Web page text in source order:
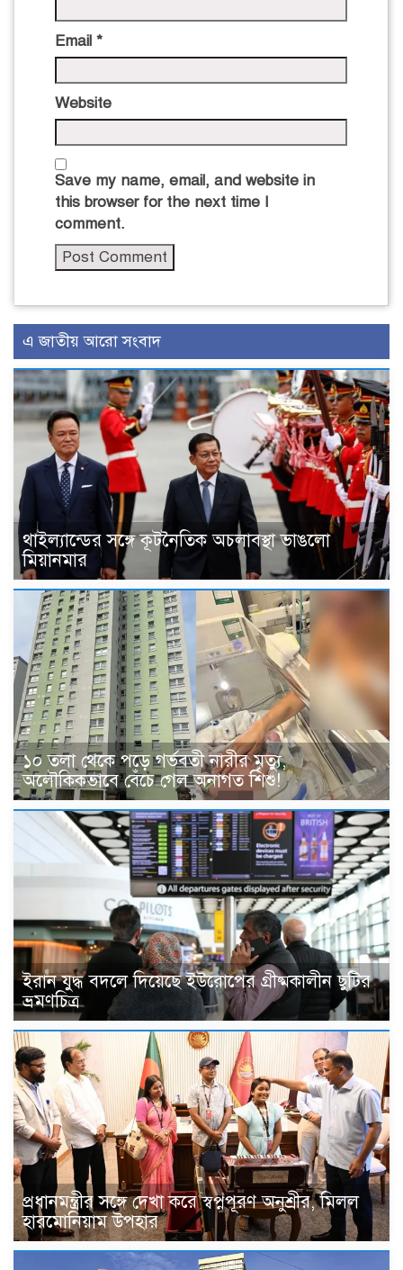
Email *
Website
Save my name, email, and website in
this browser for the next time I
comment.
এ জাতীয় আরো সংবাদ
থাইল্যান্ডের সঙ্গে কূটনৈতিক অচলাবস্থা ভাঙলো
মিয়ানমার
১০ তলা থেকে পড়ে গর্ভবতী নারীর মৃত্যু,
অলৌকিকভাবে বেঁচে গেল অনাগত শিশু!
ইরান যুদ্ধ বদলে দিয়েছে ইউরোপের গ্রীষ্মকালীন ছুটির
ভ্রমণচিত্র
প্রধানমন্ত্রীর সঙ্গে দেখা করে স্বপ্নপূরণ অনুশ্রীর, মিলল
হারমোনিয়াম উপহার